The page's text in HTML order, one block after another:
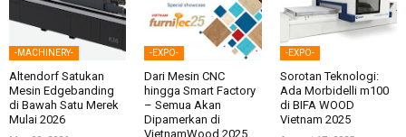
-MACHINERY-
Altendorf Satukan
Mesin Edgebanding
di Bawah Satu Merek
Mulai 2026
-EXPO-
Dari Mesin CNC
hingga Smart Factory
– Semua Akan
Dipamerkan di
VietnamWood 2025
-EXPO-
Sorotan Teknologi:
Ada Morbidelli m100
di BIFA WOOD
Vietnam 2025